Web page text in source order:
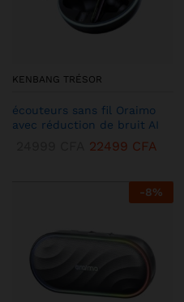
KENBANG TRÉSOR
écouteurs sans fil Oraimo
avec réduction de bruit AI
22499 CFA
-8%